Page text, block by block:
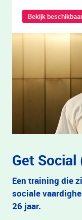
Bekijk
Get
Een training die
sociale
26 jaar.